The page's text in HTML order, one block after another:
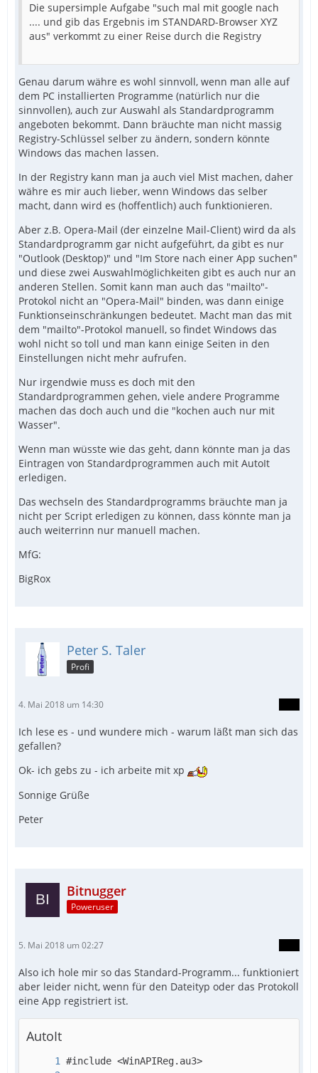
Die supersimple Aufgabe "such mal mit google nach
.... und gib das Ergebnis im STANDARD-Browser XYZ
aus" verkommt zu einer Reise durch die Registry
Genau darum währe es wohl sinnvoll, wenn man alle auf
dem PC installierten Programme (natürlich nur die
sinnvollen), auch zur Auswahl als Standardprogramm
angeboten bekommt. Dann bräuchte man nicht massig
Registry-Schlüssel selber zu ändern, sondern könnte
Windows das machen lassen.
In der Registry kann man ja auch viel Mist machen, daher
währe es mir auch lieber, wenn Windows das selber
macht, dann wird es (hoffentlich) auch funktionieren.
Aber z.B. Opera-Mail (der einzelne Mail-Client) wird da als
Standardprogramm gar nicht aufgeführt, da gibt es nur
"Outlook (Desktop)" und "Im Store nach einer App suchen"
und diese zwei Auswahlmöglichkeiten gibt es auch nur an
anderen Stellen. Somit kann man auch das "mailto"-
Protokol nicht an "Opera-Mail" binden, was dann einige
Funktionseinschränkungen bedeutet. Macht man das mit
dem "mailto"-Protokol manuell, so findet Windows das
wohl nicht so toll und man kann einige Seiten in den
Einstellungen nicht mehr aufrufen.
Nur irgendwie muss es doch mit den
Standardprogrammen gehen, viele andere Programme
machen das doch auch und die "kochen auch nur mit
Wasser".
Wenn man wüsste wie das geht, dann könnte man ja das
Eintragen von Standardprogrammen auch mit AutoIt
erledigen.
Das wechseln des Standardprogramms bräuchte man ja
nicht per Script erledigen zu können, dass könnte man ja
auch weiterrinn nur manuell machen.
MfG:
BigRox
Peter S. Taler
Profi
4. Mai 2018 um 14:30
Ich lese es - und wundere mich - warum läßt man sich das
gefallen?
Ok- ich gebs zu - ich arbeite mit xp
Sonnige Grüße
Peter
Bitnugger
Poweruser
5. Mai 2018 um 02:27
Also ich hole mir so das Standard-Programm... funktioniert
aber leider nicht, wenn für den Dateityp oder das Protokoll
eine App registriert ist.
AutoIt